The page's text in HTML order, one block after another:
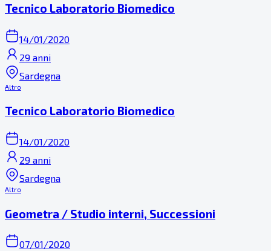
Tecnico Laboratorio Biomedico
14/01/2020
29 anni
Sardegna
Altro
Tecnico Laboratorio Biomedico
14/01/2020
29 anni
Sardegna
Altro
Geometra / Studio interni, Successioni
07/01/2020